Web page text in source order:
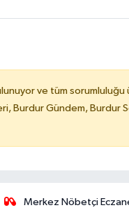
ve tüm
Burdur Gündem, Burdur
Merkez Nöbetçi